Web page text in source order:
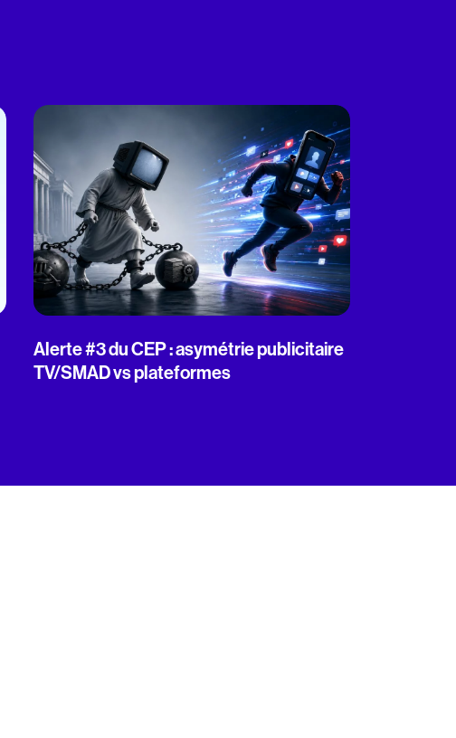
Alerte #3 du CEP : asymétrie publicitaire
TV/SMAD vs plateformes